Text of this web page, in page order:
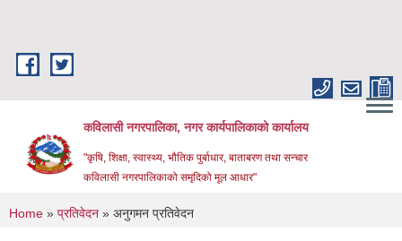
कविलासी नगरपालिका, नगर कार्यपालिकाको कार्यालय
"कृषि, शिक्षा, स्वास्थ्य, भौतिक पुर्बाधार, बाताबरण तथा सन्चार
कविलासी नगरपालिकाको समृदिको मूल आधार"
You are here
Home » प्रतिवेदन » अनुगमन प्रतिवेदन